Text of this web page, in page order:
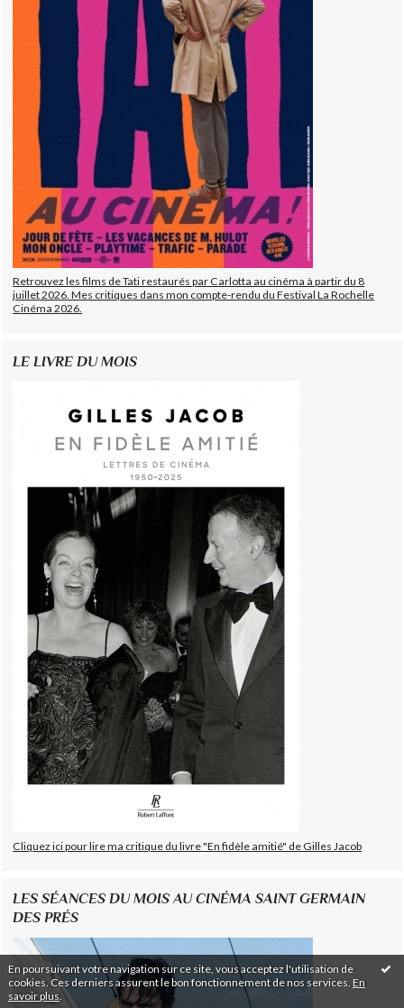
En poursuivant votre navigation sur ce site, vous acceptez l'utilisation de
cookies. Ces derniers assurent le bon fonctionnement de nos services. En
savoir plus
Retrouvez les films de Tati restaurés par Carlotta au cinéma à partir du 8
juillet 2026. Mes critiques dans mon compte-rendu du Festival La Rochelle
Cinéma 2026.
LE LIVRE DU MOIS
Cliquez ici pour lire ma critique du livre "En fidèle amitié" de Gilles Jacob
LES SÉANCES DU MOIS AU CINÉMA SAINT GERMAIN
DES PRÉS